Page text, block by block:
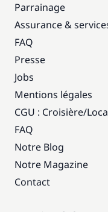
Parrainage
Assurance &
FAQ
Presse
Jobs
Mentions légales
CGU : Croisière/
FAQ
Notre Blog
Notre Magazine
Contact